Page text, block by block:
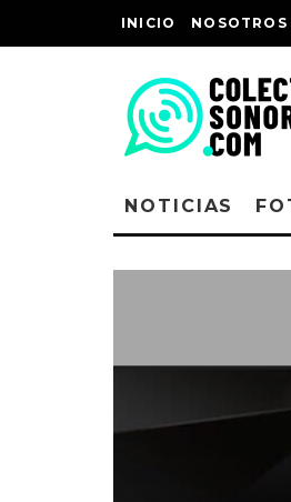
INICIO NOSOTROS
NOTICIAS